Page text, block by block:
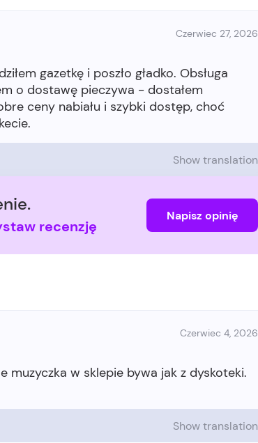
Czerwiec 27, 2026
gazetkę i poszło gładko. Obsługa
o dostawę pieczywa - dostałem
ceny nabiału i szybki dostęp, choć
Show translation
recenzję
Napisz opinię
Czerwiec 4, 2026
muzyczka w sklepie bywa jak z dyskoteki.
Show translation